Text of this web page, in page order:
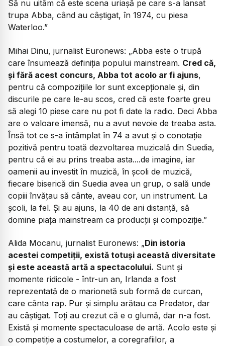
Să nu uităm că este scena uriașă pe care s-a lansat
trupa Abba, când au câștigat, în 1974, cu piesa
Waterloo.”
Mihai Dinu, jurnalist Euronews: „Abba este o trupă
care însumează definiția popului mainstream. Cred că,
și fără acest concurs, Abba tot acolo ar fi ajuns,
pentru că compozițiile lor sunt excepționale și, din
discurile pe care le-au scos, cred că este foarte greu
să alegi 10 piese care nu pot fi date la radio. Deci Abba
are o valoare imensă, nu a avut nevoie de treaba asta.
Însă tot ce s-a întâmplat în 74 a avut și o conotație
pozitivă pentru toată dezvoltarea muzicală din Suedia,
pentru că ei au prins treaba asta....de imagine, iar
oamenii au investit în muzică, în școli de muzică,
fiecare biserică din Suedia avea un grup, o sală unde
copiii învățau să cânte, aveau cor, un instrument. La
școli, la fel. Și au ajuns, la 40 de ani distanță, să
domine piața mainstream ca producții și compoziție.”
Alida Mocanu, jurnalist Euronews: „Din istoria
acestei competiții, există totuși această diversitate
și este această artă a spectacolului. Sunt și
momente ridicole - într-un an, Irlanda a fost
reprezentată de o marionetă sub formă de curcan,
care cânta rap. Pur și simplu arătau ca Predator, dar
au câștigat. Toți au crezut că e o glumă, dar n-a fost.
Există și momente spectaculoase de artă. Acolo este și
o competiție a costumelor, a coregrafiilor, a